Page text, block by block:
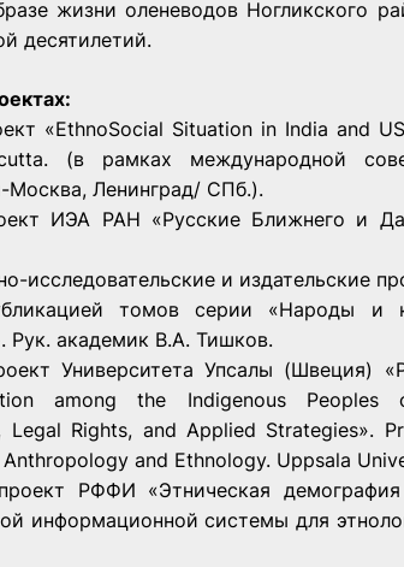
жизни оленеводов Ногликского
десятилетий.
:
«Ethno­Social Situation in India and
(в рамках международной
Ленинград/ СПб.).
ИЭА РАН «Русские Ближнего и
исследовательские и издательские
томов серии «Народы и
Рук. академик В.А. Тишков.
Университета Упсалы (Швеция)
among the Indigenous Peoples
Legal Rights, and Applied Strategies».
and Ethnology. Uppsala
РФФИ «Этническая
информационной системы для